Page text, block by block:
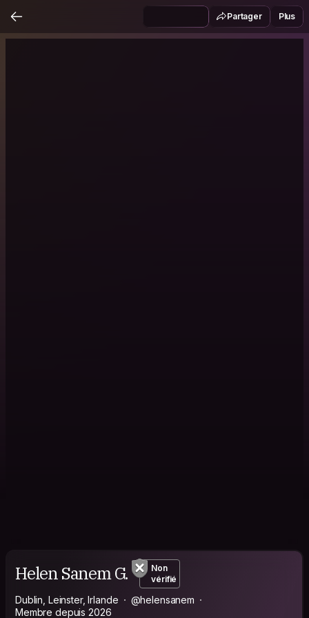
Partager Plus
Helen Sanem G.
Non
vérifié
Dublin, Leinster, Irlande
@helensanem
Membre depuis 2026